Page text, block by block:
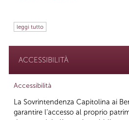
leggi tutto
ACCESSIBILITÀ
Accessibilità
La Sovrintendenza Capitolina ai
garantire l’accesso al proprio